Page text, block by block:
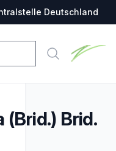
Deutschland
Suche
(Brid.) Brid.